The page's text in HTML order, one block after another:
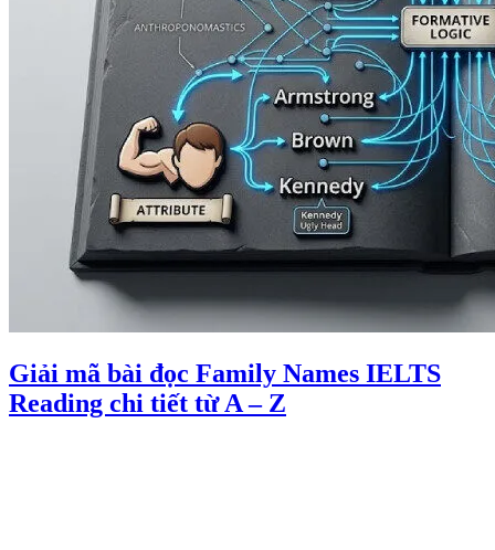
Giải mã bài đọc Family Names IELTS
Reading chi tiết từ A – Z